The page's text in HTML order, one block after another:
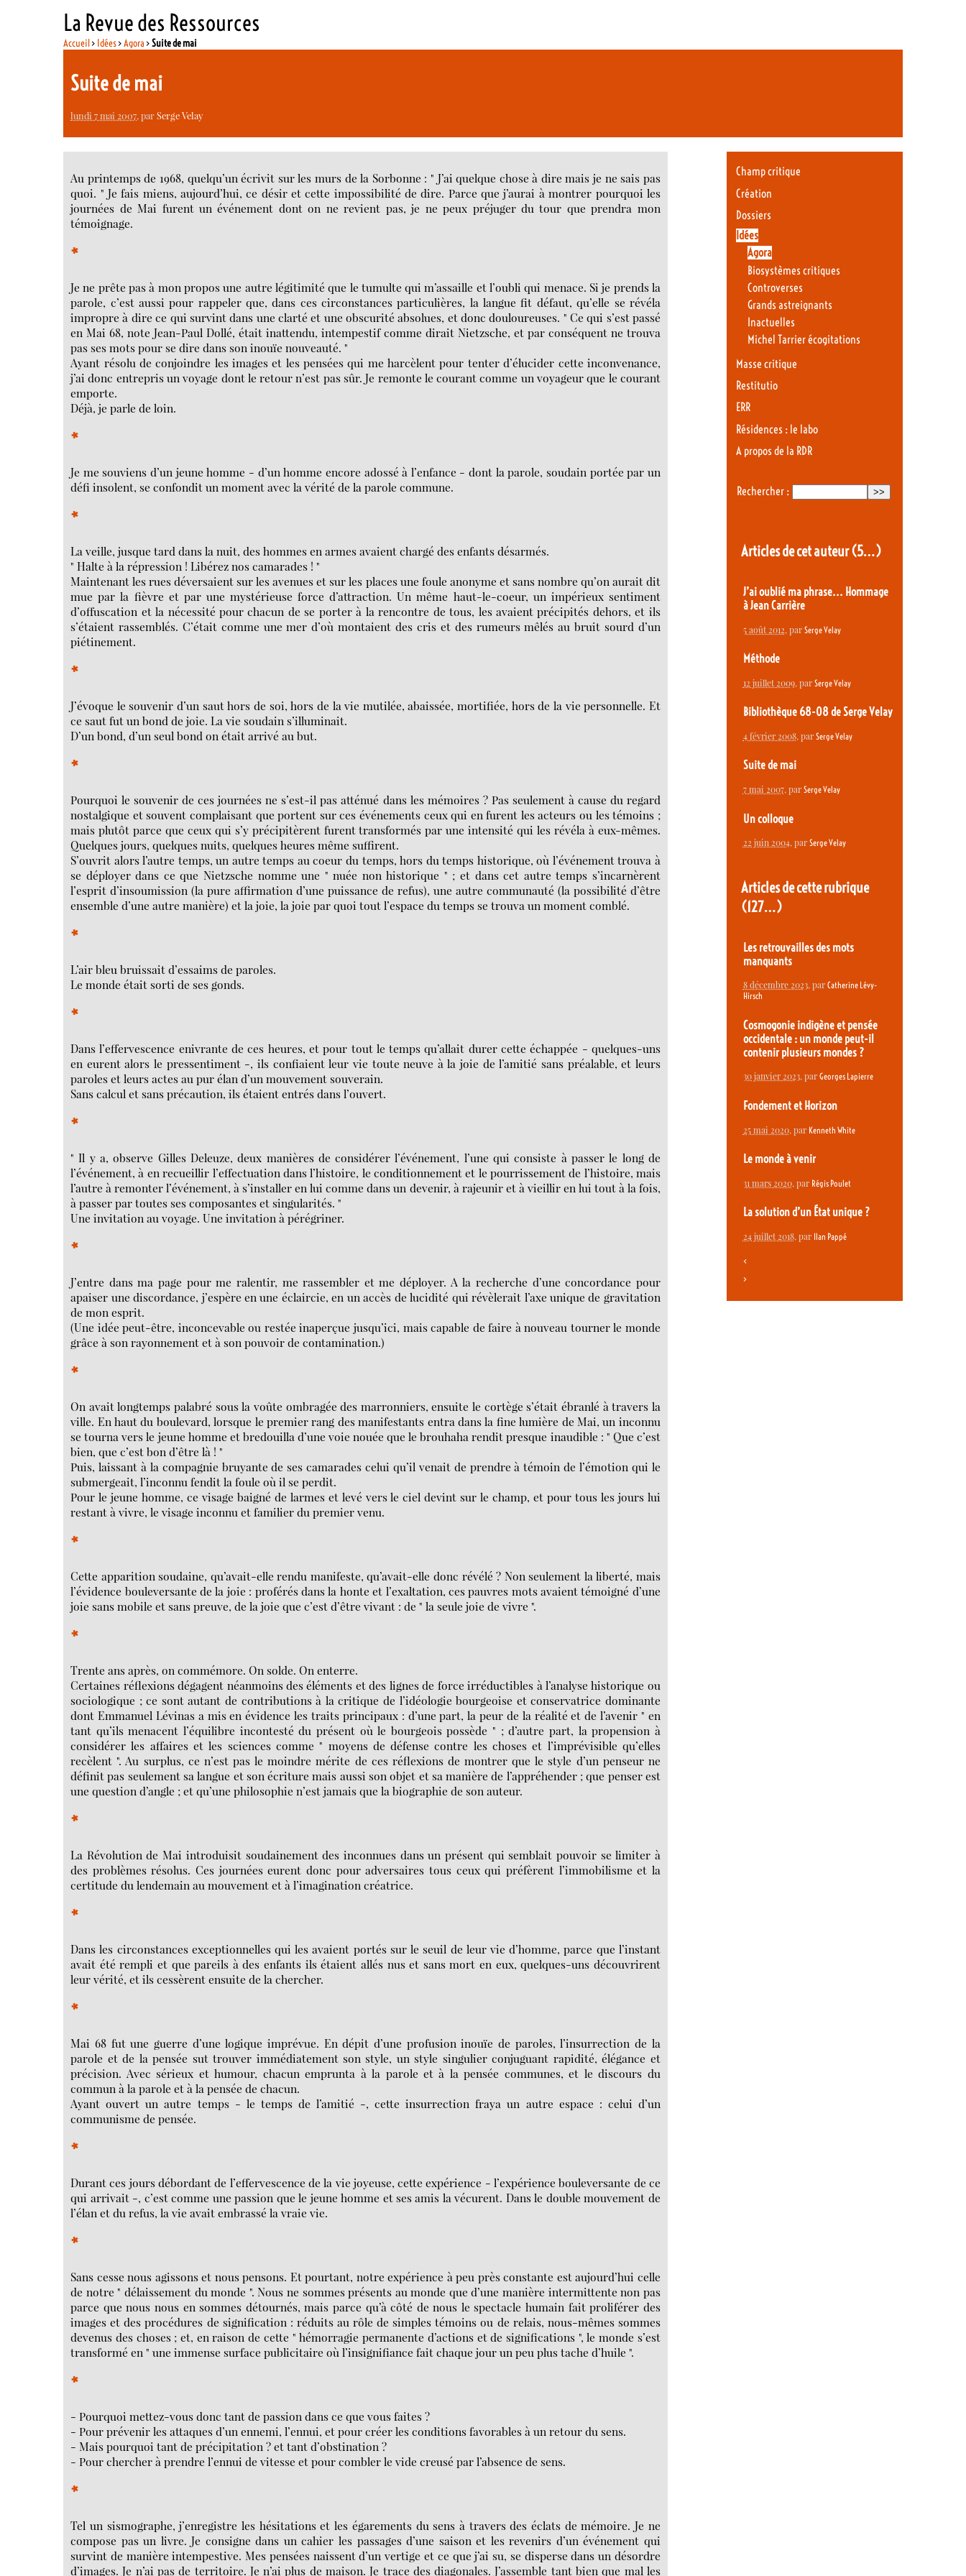
La Revue des Ressources
Accueil> Idées>Agora >Suite de mai
Suite de mai
lundi 7 mai 2007, parSerge Velay
Au printemps de 1968, quelqu’un écrivit sur les murs de la Sorbonne : " J’ai quelque chose à dire mais je ne sais pas
quoi. " Je fais miens, aujourd’hui, ce désir et cette impossibilité de dire. Parce que j’aurai à montrer pourquoi les
journées de Mai furent un événement dont on ne revient pas, je ne peux préjuger du tour que prendra mon
témoignage.
*
Je ne prête pas à mon propos une autre légitimité que le tumulte qui m’assaille et l’oubli qui menace. Si je prends la
parole, c’est aussi pour rappeler que, dans ces circonstances particulières, la langue fit défaut, qu’elle se révéla
impropre à dire ce qui survint dans une clarté et une obscurité absolues, et donc douloureuses. " Ce qui s’est passé
en Mai 68, note Jean-Paul Dollé, était inattendu, intempestif comme dirait Nietzsche, et par conséquent ne trouva
pas ses mots pour se dire dans son inouïe nouveauté. "
Ayant résolu de conjoindre les images et les pensées qui me harcèlent pour tenter d’élucider cette inconvenance,
j’ai donc entrepris un voyage dont le retour n’est pas sûr. Je remonte le courant comme un voyageur que le courant
emporte.
Déjà, je parle de loin.
*
Je me souviens d’un jeune homme - d’un homme encore adossé à l’enfance - dont la parole, soudain portée par un
défi insolent, se confondit un moment avec la vérité de la parole commune.
*
La veille, jusque tard dans la nuit, des hommes en armes avaient chargé des enfants désarmés.
" Halte à la répression ! Libérez nos camarades ! "
Maintenant les rues déversaient sur les avenues et sur les places une foule anonyme et sans nombre qu’on aurait dit
mue par la fièvre et par une mystérieuse force d’attraction. Un même haut-le-coeur, un impérieux sentiment
d’offuscation et la nécessité pour chacun de se porter à la rencontre de tous, les avaient précipités dehors, et ils
s’étaient rassemblés. C’était comme une mer d’où montaient des cris et des rumeurs mêlés au bruit sourd d’un
piétinement.
*
J’évoque le souvenir d’un saut hors de soi, hors de la vie mutilée, abaissée, mortifiée, hors de la vie personnelle. Et
ce saut fut un bond de joie. La vie soudain s’illuminait.
D’un bond, d’un seul bond on était arrivé au but.
*
Pourquoi le souvenir de ces journées ne s’est-il pas atténué dans les mémoires ? Pas seulement à cause du regard
nostalgique et souvent complaisant que portent sur ces événements ceux qui en furent les acteurs ou les témoins ;
mais plutôt parce que ceux qui s’y précipitèrent furent transformés par une intensité qui les révéla à eux-mêmes.
Quelques jours, quelques nuits, quelques heures même suffirent.
S’ouvrit alors l’autre temps, un autre temps au coeur du temps, hors du temps historique, où l’événement trouva à
se déployer dans ce que Nietzsche nomme une " nuée non historique " ; et dans cet autre temps s’incarnèrent
l’esprit d’insoumission (la pure affirmation d’une puissance de refus), une autre communauté (la possibilité d’être
ensemble d’une autre manière) et la joie, la joie par quoi tout l’espace du temps se trouva un moment comblé.
*
L’air bleu bruissait d’essaims de paroles.
Le monde était sorti de ses gonds.
*
Dans l’effervescence enivrante de ces heures, et pour tout le temps qu’allait durer cette échappée - quelques-uns
en eurent alors le pressentiment -, ils confiaient leur vie toute neuve à la joie de l’amitié sans préalable, et leurs
paroles et leurs actes au pur élan d’un mouvement souverain.
Sans calcul et sans précaution, ils étaient entrés dans l’ouvert.
*
" Il y a, observe Gilles Deleuze, deux manières de considérer l’événement, l’une qui consiste à passer le long de
l’événement, à en recueillir l’effectuation dans l’histoire, le conditionnement et le pourrissement de l’histoire, mais
l’autre à remonter l’événement, à s’installer en lui comme dans un devenir, à rajeunir et à vieillir en lui tout à la fois,
à passer par toutes ses composantes et singularités. "
Une invitation au voyage. Une invitation à pérégriner.
*
J’entre dans ma page pour me ralentir, me rassembler et me déployer. A la recherche d’une concordance pour
apaiser une discordance, j’espère en une éclaircie, en un accès de lucidité qui révèlerait l’axe unique de gravitation
de mon esprit.
(Une idée peut-être, inconcevable ou restée inaperçue jusqu’ici, mais capable de faire à nouveau tourner le monde
grâce à son rayonnement et à son pouvoir de contamination.)
*
On avait longtemps palabré sous la voûte ombragée des marronniers, ensuite le cortège s’était ébranlé à travers la
ville. En haut du boulevard, lorsque le premier rang des manifestants entra dans la fine lumière de Mai, un inconnu
se tourna vers le jeune homme et bredouilla d’une voie nouée que le brouhaha rendit presque inaudible : " Que c’est
bien, que c’est bon d’être là ! "
Puis, laissant à la compagnie bruyante de ses camarades celui qu’il venait de prendre à témoin de l’émotion qui le
submergeait, l’inconnu fendit la foule où il se perdit.
Pour le jeune homme, ce visage baigné de larmes et levé vers le ciel devint sur le champ, et pour tous les jours lui
restant à vivre, le visage inconnu et familier du premier venu.
*
Cette apparition soudaine, qu’avait-elle rendu manifeste, qu’avait-elle donc révélé ? Non seulement la liberté, mais
l’évidence bouleversante de la joie : proférés dans la honte et l’exaltation, ces pauvres mots avaient témoigné d’une
joie sans mobile et sans preuve, de la joie que c’est d’être vivant : de " la seule joie de vivre ".
*
Trente ans après, on commémore. On solde. On enterre.
Certaines réflexions dégagent néanmoins des éléments et des lignes de force irréductibles à l’analyse historique ou
sociologique ; ce sont autant de contributions à la critique de l’idéologie bourgeoise et conservatrice dominante
dont Emmanuel Lévinas a mis en évidence les traits principaux : d’une part, la peur de la réalité et de l’avenir " en
tant qu’ils menacent l’équilibre incontesté du présent où le bourgeois possède " ; d’autre part, la propension à
considérer les affaires et les sciences comme " moyens de défense contre les choses et l’imprévisible qu’elles
recèlent ". Au surplus, ce n’est pas le moindre mérite de ces réflexions de montrer que le style d’un penseur ne
définit pas seulement sa langue et son écriture mais aussi son objet et sa manière de l’appréhender ; que penser est
une question d’angle ; et qu’une philosophie n’est jamais que la biographie de son auteur.
*
La Révolution de Mai introduisit soudainement des inconnues dans un présent qui semblait pouvoir se limiter à
des problèmes résolus. Ces journées eurent donc pour adversaires tous ceux qui préfèrent l’immobilisme et la
certitude du lendemain au mouvement et à l’imagination créatrice.
*
Dans les circonstances exceptionnelles qui les avaient portés sur le seuil de leur vie d’homme, parce que l’instant
avait été rempli et que pareils à des enfants ils étaient allés nus et sans mort en eux, quelques-uns découvrirent
leur vérité, et ils cessèrent ensuite de la chercher.
*
Mai 68 fut une guerre d’une logique imprévue. En dépit d’une profusion inouïe de paroles, l’insurrection de la
parole et de la pensée sut trouver immédiatement son style, un style singulier conjuguant rapidité, élégance et
précision. Avec sérieux et humour, chacun emprunta à la parole et à la pensée communes, et le discours du
commun à la parole et à la pensée de chacun.
Ayant ouvert un autre temps - le temps de l’amitié -, cette insurrection fraya un autre espace : celui d’un
communisme de pensée.
*
Durant ces jours débordant de l’effervescence de la vie joyeuse, cette expérience - l’expérience bouleversante de ce
qui arrivait -, c’est comme une passion que le jeune homme et ses amis la vécurent. Dans le double mouvement de
l’élan et du refus, la vie avait embrassé la vraie vie.
*
Sans cesse nous agissons et nous pensons. Et pourtant, notre expérience à peu près constante est aujourd’hui celle
de notre " délaissement du monde ". Nous ne sommes présents au monde que d’une manière intermittente non pas
parce que nous nous en sommes détournés, mais parce qu’à côté de nous le spectacle humain fait proliférer des
images et des procédures de signification : réduits au rôle de simples témoins ou de relais, nous-mêmes sommes
devenus des choses ; et, en raison de cette " hémorragie permanente d’actions et de significations ", le monde s’est
transformé en " une immense surface publicitaire où l’insignifiance fait chaque jour un peu plus tache d’huile ".
*
- Pourquoi mettez-vous donc tant de passion dans ce que vous faites ?
- Pour prévenir les attaques d’un ennemi, l’ennui, et pour créer les conditions favorables à un retour du sens.
- Mais pourquoi tant de précipitation ? et tant d’obstination ?
- Pour chercher à prendre l’ennui de vitesse et pour combler le vide creusé par l’absence de sens.
*
Tel un sismographe, j’enregistre les hésitations et les égarements du sens à travers des éclats de mémoire. Je ne
compose pas un livre. Je consigne dans un cahier les passages d’une saison et les revenirs d’un événement qui
survint de manière intempestive. Mes pensées naissent d’un vertige et ce que j’ai su, se disperse dans un désordre
d’images. Je n’ai pas de territoire. Je n’ai plus de maison. Je trace des diagonales. J’assemble tant bien que mal les
Champ critique
Création
Dossiers
Idées
Agora
Biosystèmes critiques
Controverses
Grands astreignants
Inactuelles
Michel Tarrier écogitations
Masse critique
Restitutio
ERR
Résidences : le labo
A propos de la RDR
Rechercher :
Articles de cet auteur(5…)
J’ai oublié ma phrase... Hommage
à Jean Carrière
5 août 2012, par Serge Velay
Méthode
12 juillet 2009, par Serge Velay
Bibliothèque 68-08 de Serge Velay
4 février 2008, par Serge Velay
Suite de mai
7 mai 2007, par Serge Velay
Un colloque
22 juin 2004, par Serge Velay
Articles de cette rubrique
(127…)
Les retrouvailles des mots
manquants
8 décembre 2023, par Catherine Lévy-
Hirsch
Cosmogonie indigène et pensée
occidentale : un monde peut-il
contenir plusieurs mondes ?
30 janvier 2023, par Georges Lapierre
Fondement et Horizon
25 mai 2020, par Kenneth White
Le monde à venir
31 mars 2020, par Régis Poulet
La solution d’un État unique ?
24 juillet 2018, par Ilan Pappé
<
>